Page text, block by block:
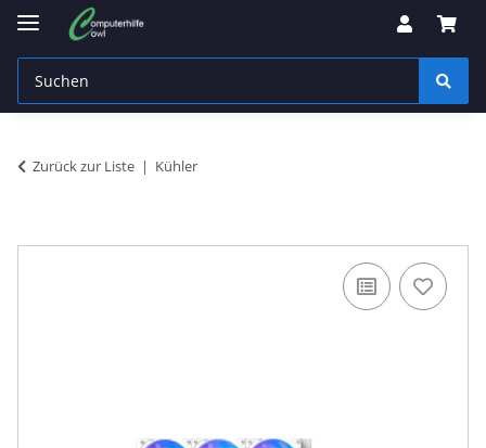
Zurück zur Liste Kühler